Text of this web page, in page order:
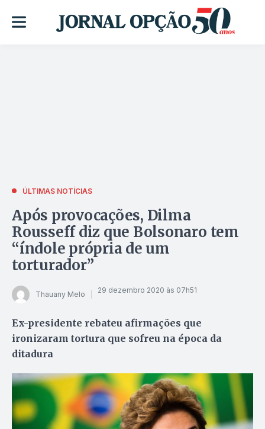
ÚLTIMAS NOTÍCIAS
Após provocações, Dilma
Rousseff diz que Bolsonaro tem
“índole própria de um
torturador”
Thauany Melo 29 dezembro 2020 às 07h51
Ex-presidente rebateu afirmações que
ironizaram tortura que sofreu na época da
ditadura